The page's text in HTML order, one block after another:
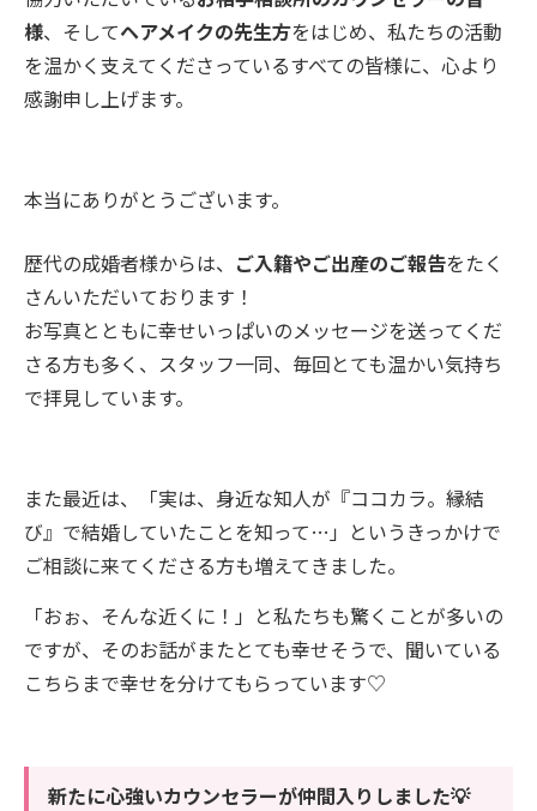
様、そしてヘアメイクの先生方をはじめ、私たちの活動
を温かく支えてくださっているすべての皆様に、心より
感謝申し上げます。
本当にありがとうございます。
歴代の成婚者様からは、 ご入籍やご出産のご報告をたく
さんいただいております！
お写真とともに幸せいっぱいのメッセージを送ってくだ
さる方も多く、スタッフ一同、毎回とても温かい気持ち
で拝見しています。
また最近は、「実は、身近な知人が『ココカラ。縁結
び』で結婚していたことを知って…」というきっかけで
ご相談に来てくださる方も増えてきました。
「おぉ、そんな近くに！」と私たちも驚くことが多いの
ですが、そのお話がまたとても幸せそうで、聞いている
こちらまで幸せを分けてもらっています♡
新たに心強いカウンセラーが仲間入りしました💡